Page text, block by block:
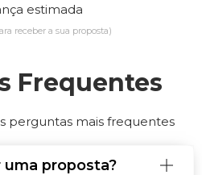
estimada
receber a sua proposta)
Frequentes
perguntas mais frequentes
proposta?